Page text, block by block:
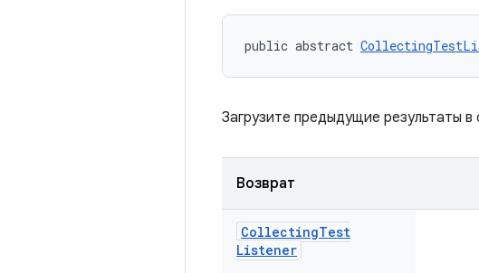
public abstract
Загрузите предыдущие результаты
Возврат
CollectingTest
Listener